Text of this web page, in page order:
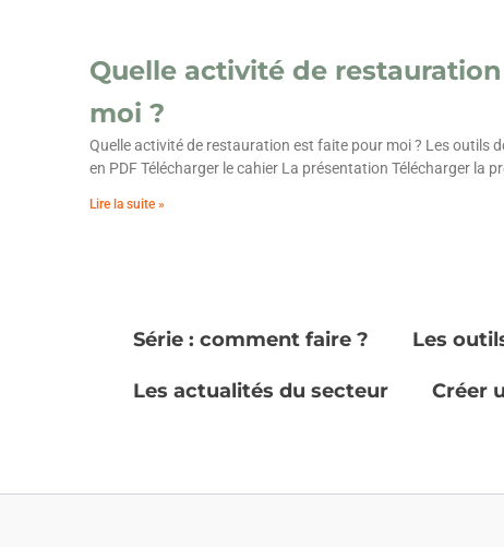
Quelle activité de
moi ?
Quelle activité de restauration est faite pour moi ? Les outils
en PDF Télécharger le cahier La présentation Télécharger la
Lire la suite »
Série : comment faire ? Les
Les actualités du secteur Créer